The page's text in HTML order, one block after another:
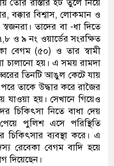
তৈরি রাস্তার ইট তুলে নিয়ে
বক্কার বিশ্বাস, লোকমান ও
তাদের বা -ধা দিতে
ও ৯ নং ওয়ার্ডের সংরক্ষিত
বেগম (৫০) ও তার স্বামী
চালানো হয়। এ সময় রামদা
তিনটি আঙুল কেটে যায়
তাকে উদ্ধার করে রাজৈর
যাওয়া হয়। সেখানে গিয়েও
চিকিৎসা নিতে বাধা দেয়
পুলিশ এসে পরিস্থিতি
চিকিৎসার ব্যবস্থা করে। এ
রেবেকা বেগম বাদি হয়ে
দিয়েছেন।